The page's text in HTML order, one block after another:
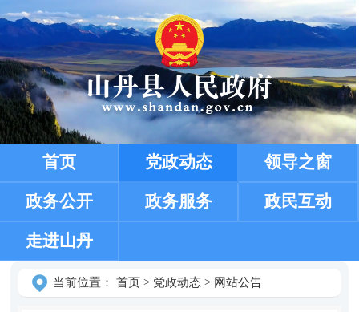
首页 党政动态 领导之窗
政务公开 政务服务 政民互动
走进山丹
当前位置： 首页> 党政动态> 网站公告